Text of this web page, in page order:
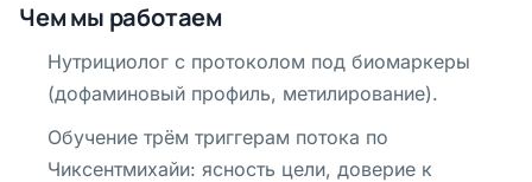
Чем мы работаем
Нутрициолог с протоколом под биомаркеры
(дофаминовый профиль, метилирование).
Обучение трём триггерам потока по
Чиксентмихайи: ясность цели, доверие к